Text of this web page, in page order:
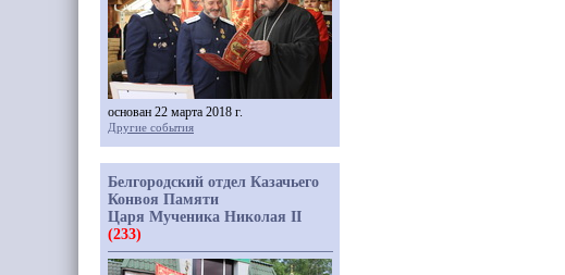
основан 22 марта 2018 г.
Другие события
Белгородский отдел Казачьего
Конвоя Памяти
Царя Мученика Николая II
(233)